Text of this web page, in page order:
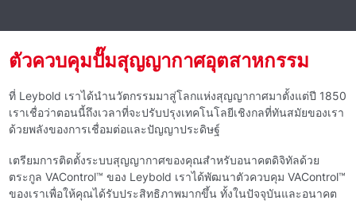
ตัวควบคุมปั๊มสุญญากาศอุตสาหกรรม
ที่ Leybold เราได้นํานวัตกรรมมาสู่โลกแห่งสุญญากาศมาตั้งแต่ปี 1850
เราเชื่อว่าตอนนี้ถึงเวลาที่จะปรับปรุงเทคโนโลยีเชิงกลที่ทันสมัยของเรา
ด้วยพลังของการเชื่อมต่อและปัญญาประดิษฐ์
เตรียมการติดตั้งระบบสุญญากาศของคุณสําหรับอนาคตดิจิทัลด้วย
ตระกูล VAControl™ ของ Leybold เราได้พัฒนาตัวควบคุม VAControl™
ของเราเพื่อให้คุณได้รับประสิทธิภาพมากขึ้น ทั้งในปัจจุบันและอนาคต